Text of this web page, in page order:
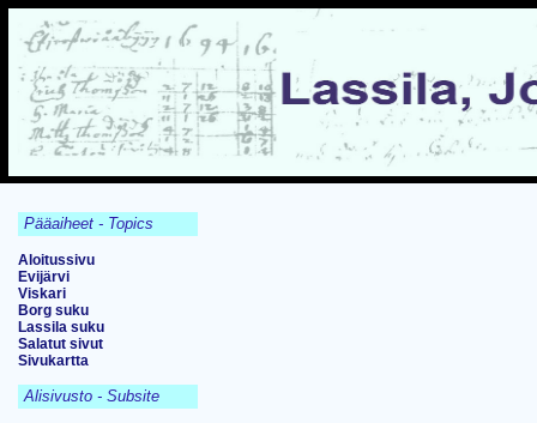
Pääaiheet - Topics
Aloitussivu
Evijärvi
Viskari
Borg suku
Lassila suku
Salatut sivut
Sivukartta
Alisivusto - Subsite